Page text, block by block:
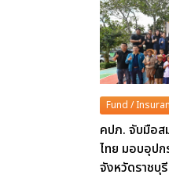
Fund /
คปภ. จับมือส
ไทย มอบอุปก
จังหวัดราชบุรี